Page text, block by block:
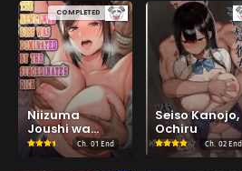
COMPLETED
Niizuma
Joushi wa
Buka no
Chinpo de Do-
Ch. 01 End
Seiso Kanojo,
Ochiru
Ch. 02 End